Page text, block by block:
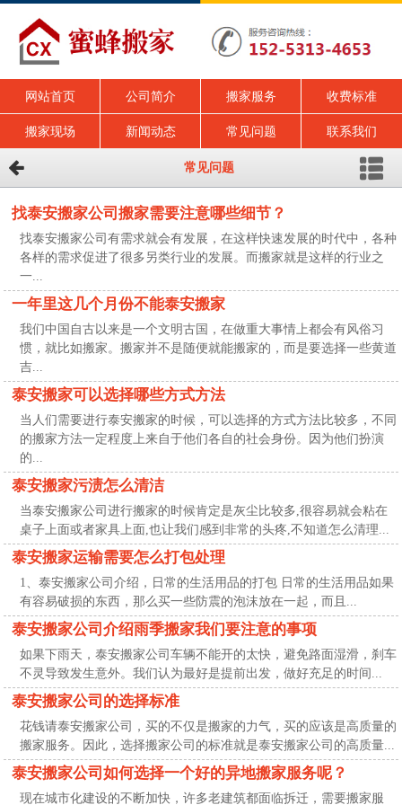
网站首页 公司简介 搬家服务 收费标准
搬家现场 新闻动态 常见问题 联系我们
常见问题
找泰安搬家公司搬家需要注意哪些细节？
找泰安搬家公司有需求就会有发展，在这样快速发展的时代中，各种
各样的需求促进了很多另类行业的发展。而搬家就是这样的行业之
一...
一年里这几个月份不能泰安搬家
我们中国自古以来是一个文明古国，在做重大事情上都会有风俗习
惯，就比如搬家。搬家并不是随便就能搬家的，而是要选择一些黄道
吉...
泰安搬家可以选择哪些方式方法
当人们需要进行泰安搬家的时候，可以选择的方式方法比较多，不同
的搬家方法一定程度上来自于他们各自的社会身份。因为他们扮演
的...
泰安搬家污渍怎么清洁
当泰安搬家公司进行搬家的时候肯定是灰尘比较多,很容易就会粘在
桌子上面或者家具上面,也让我们感到非常的头疼,不知道怎么清理...
泰安搬家运输需要怎么打包处理
1、泰安搬家公司介绍，日常的生活用品的打包 日常的生活用品如果
有容易破损的东西，那么买一些防震的泡沫放在一起，而且...
泰安搬家公司介绍雨季搬家我们要注意的事项
如果下雨天，泰安搬家公司车辆不能开的太快，避免路面湿滑，刹车
不灵导致发生意外。我们认为最好是提前出发，做好充足的时间...
泰安搬家公司的选择标准
花钱请泰安搬家公司，买的不仅是搬家的力气，买的应该是高质量的
搬家服务。因此，选择搬家公司的标准就是泰安搬家公司的高质量...
泰安搬家公司如何选择一个好的异地搬家服务呢？
现在城市化建设的不断加快，许多老建筑都面临拆迁，需要搬家服